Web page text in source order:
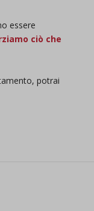
essere
ciò che
potrai